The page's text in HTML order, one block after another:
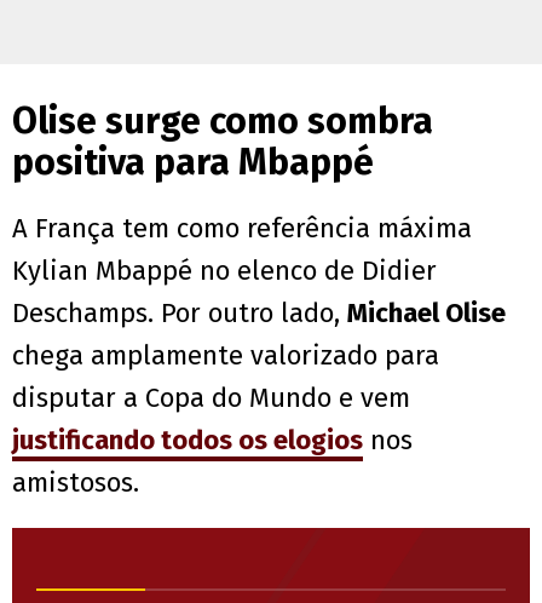
Olise surge como sombra
positiva para Mbappé
A França tem como referência máxima
Kylian Mbappé no elenco de Didier
Deschamps. Por outro lado, Michael Olise
chega amplamente valorizado para
disputar a Copa do Mundo e vem
justificando todos os elogios nos
amistosos.